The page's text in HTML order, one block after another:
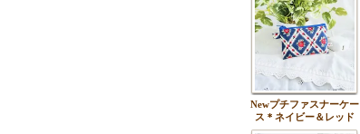
Newプチファスナーケー
ス＊ネイビー＆レッド